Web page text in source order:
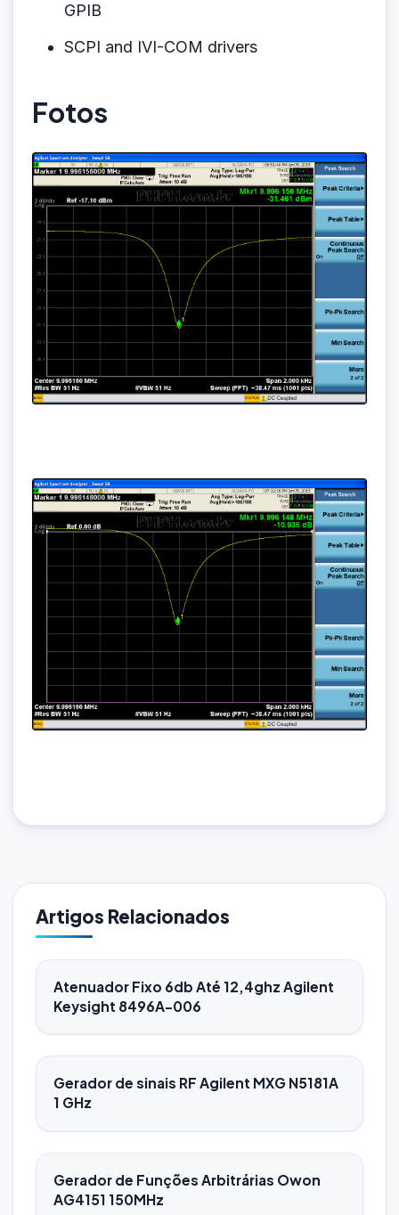
GPIB
SCPI and IVI-COM drivers
Fotos
Artigos Relacionados
Atenuador Fixo 6db Até 12,4ghz Agilent
Keysight 8496A-006
Gerador de sinais RF Agilent MXG N5181A
1 GHz
Gerador de Funções Arbitrárias Owon
AG4151 150MHz